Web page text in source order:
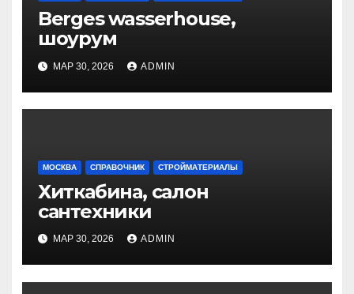
Berges wasserhouse,
шоурум
МАР 30, 2026 ADMIN
МОСКВА СПРАВОЧНИК СТРОЙМАТЕРИАЛЫ
Хиткабина, салон
сантехники
МАР 30, 2026 ADMIN